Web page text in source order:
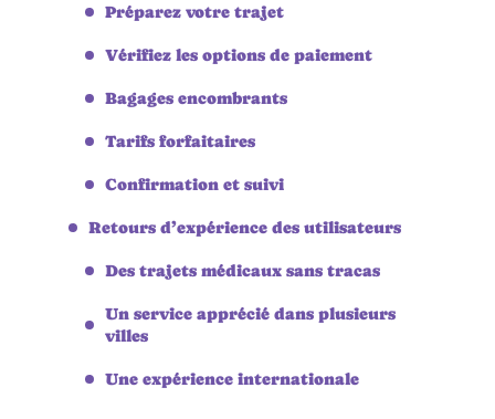
Préparez votre trajet
Vérifiez les options de paiement
Bagages encombrants
Tarifs forfaitaires
Confirmation et suivi
Retours d’expérience des utilisateurs
Des trajets médicaux sans tracas
Un service apprécié dans plusieurs
villes
Une expérience internationale